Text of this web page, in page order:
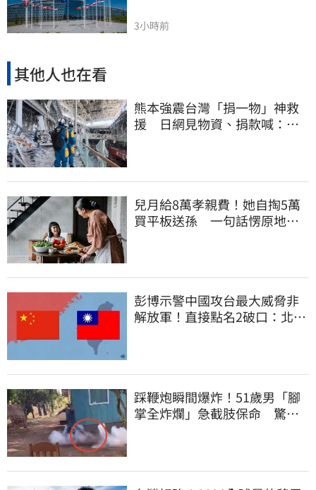
3小時前
其他人也在看
熊本強震台灣「捐一物」神救
援 日網見物資、捐款喊：給
兒月給8萬孝親費！她自掏5萬
買平板送孫 一句話愣原地
彭博示警中國攻台最大威脅非
解放軍！直接點名2破口：北京
踩鞭炮瞬間爆炸！51歲男「腳
掌全炸爛」急截肢保命 驚悚